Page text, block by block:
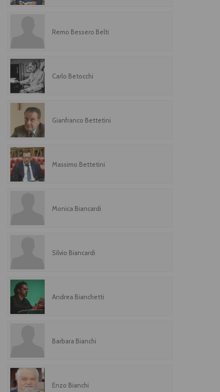
Remo Bessero Belti
Carlo Betocchi
Gianfranco Bettetini
Massimo Bettetini
Monica Biancardi
Silvio Biancardi
Andrea Bianchetti
Barbara Bianchi
Enzo Bianchi